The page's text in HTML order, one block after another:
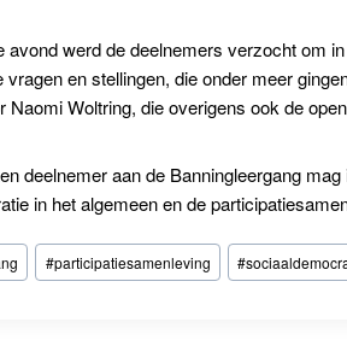
avond werd de deelnemers verzocht om
vragen en stellingen, die onder meer
Naomi Woltring, die overigens ook de
deelnemer aan de Banningleergang
in het algemeen en de
#participatiesamenleving #